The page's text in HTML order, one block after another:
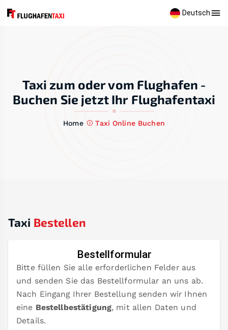
Deutsch
Taxi zum oder vom Flughafen -
Buchen Sie jetzt Ihr Flughafentaxi
Home Taxi Online Buchen
Taxi Bestellen
Bestellformular
Bitte füllen Sie alle erforderlichen Felder aus
und senden Sie das Bestellformular an uns ab.
Nach Eingang Ihrer Bestellung senden wir Ihnen
eine Bestellbestätigung, mit allen Daten und
Details.